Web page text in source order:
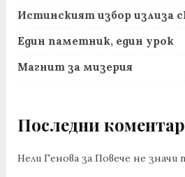
Истинският избор излиза
Един паметник, един урок
Магнит за мизерия
Последни
Нели Генова за Повече не значи